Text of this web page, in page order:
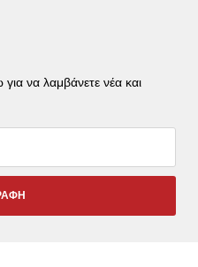
να λαμβάνετε νέα και